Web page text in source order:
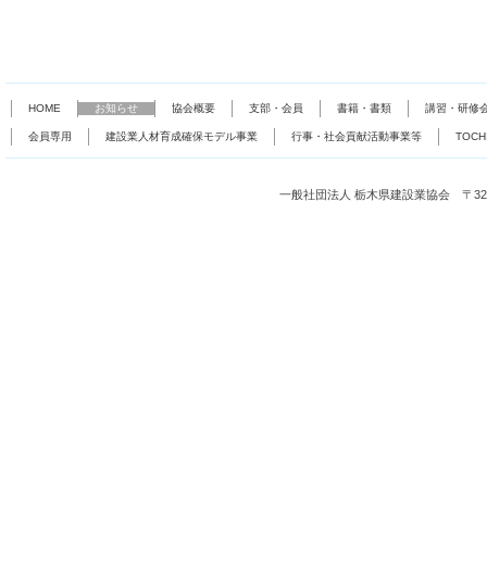
HOME お知らせ 協会概要 支部・会員 書籍・書類 講習・研修
会員専用 建設業人材育成確保モデル事業 行事・社会貢献活動事業等
一般社団法人 栃木県建設業協会 〒